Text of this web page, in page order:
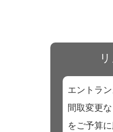
エントラ
間取変更
をご予算